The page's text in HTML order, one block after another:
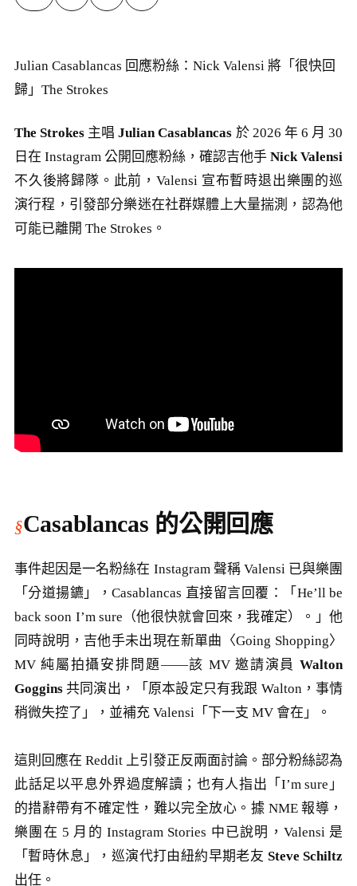
Julian Casablancas 回應粉絲：Nick Valensi 將「很快回
歸」The Strokes
The Strokes 主唱Julian Casablancas 於 2026 年 6 月 30
日在 Instagram 公開回應粉絲，確認吉他手 Nick Valensi
不久後將歸隊。此前，Valensi 宣布暫時退出樂團的巡
演行程，引發部分樂迷在社群媒體上大量揣測，認為他
可能已離開 The Strokes。
Casablancas 的公開回應
事件起因是一名粉絲在 Instagram 聲稱 Valensi 已與樂團
「分道揚鑣」，Casablancas 直接留言回覆：「He’ll be
back soon I’m sure（他很快就會回來，我確定）。」他
同時說明，吉他手未出現在新單曲〈Going Shopping〉
MV 純屬拍攝安排問題——該 MV 邀請演員 Walton
Goggins 共同演出，「原本設定只有我跟 Walton，事情
稍微失控了」，並補充 Valensi「下一支 MV 會在」。
這則回應在 Reddit 上引發正反兩面討論。部分粉絲認為
此話足以平息外界過度解讀；也有人指出「I’m sure」
的措辭帶有不確定性，難以完全放心。據 NME 報導，
樂團在 5 月的 Instagram Stories 中已說明，Valensi 是
「暫時休息」，巡演代打由紐約早期老友 Steve Schiltz
出任。